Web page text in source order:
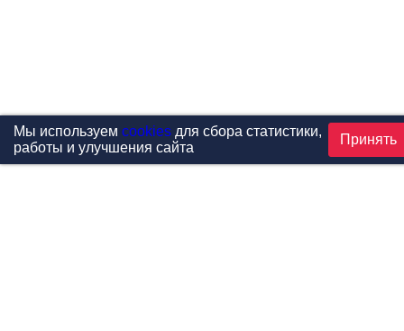
Мы используем cookiesдля сбора статистики,
работы и улучшения сайта
Принять